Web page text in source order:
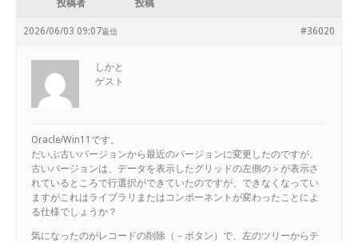
投稿者 投稿
2026/06/03 09:07 #36020
返信
しかと
ゲスト
Oracle/Win11です。
だいぶ古いバージョンから最近のバージョンに変更したのですが、
古いバージョンは、データを表示したグリッドの左側の＞が表示さ
れているところで行選択ができていたのですが、できなくなってい
ますがこれはライブラリまたはコンポーネントが変わったことによ
る仕様でしょうか？
気になったのがレコードの削除（－ボタン）で、左のツリーからテ